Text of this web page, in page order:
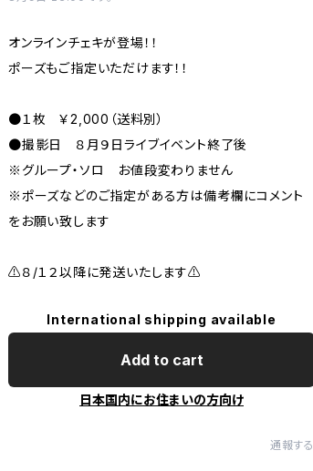
オンラインチェキが登場！！
ポーズもご指定いただけます！！
●１枚 ￥2,000（送料別）
●撮影日 ８月９日ライブイベント終了後
※グループ・ソロ お値段変わりません
※ポーズなどのご指定がある方は備考欄にコメント
をお願い致します
⚠️８/１２以降に発送いたします⚠️
International shipping available
Add to cart
日本国内にお住まいの方向け
通報する